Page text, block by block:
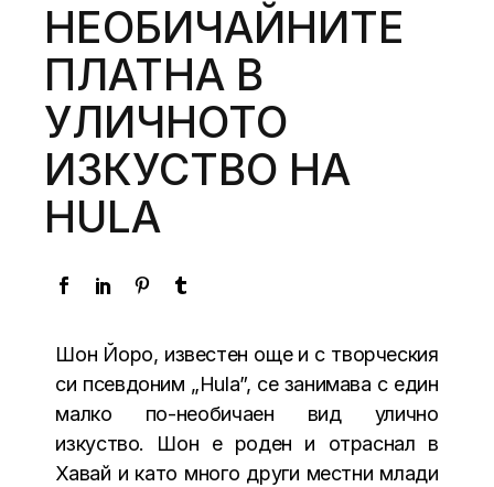
НЕОБИЧАЙНИТЕ
ПЛАТНА В
УЛИЧНОТО
ИЗКУСТВО НА
HULA
Шон Йоро, известен още и с творческия
си псевдоним „Hula”, се занимава с един
малко по-необичаен вид улично
изкуство. Шон е роден и отраснал в
Хавай и като много други местни млади